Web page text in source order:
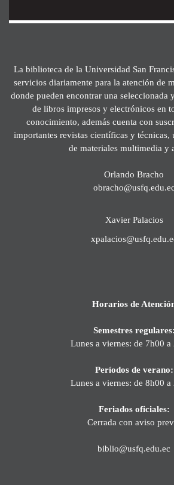
La biblioteca de la Universidad San
servicios diariamente para la atención de
donde pueden encontrar una seleccionada
de libros impresos y electrónicos en
conocimiento, además cuenta con
importantes revistas científicas y técnicas,
de materiales multimedia y
Orlando Bracho
obracho@usfq.edu.ec
Xavier Palacios
Horarios de
Semestres regulares:
Lunes a viernes: de 7h00 a
Períodos de verano:
Lunes a viernes: de 8h00 a
Feriados oficiales:
Cerrada con aviso
biblio@usfq.edu.ec